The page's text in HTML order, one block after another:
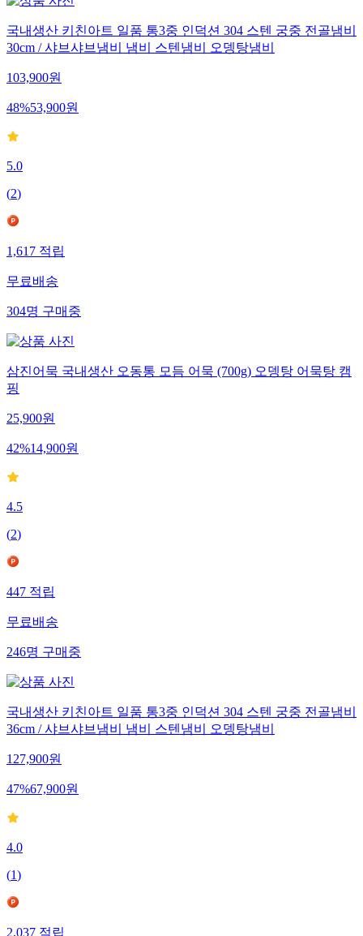
국내생산 키친아트 일품 통3중 인덕션 304 스텐 궁중 전골냄비
30cm / 샤브샤브냄비 냄비 스텐냄비 오뎅탕냄비
103,900원
48%53,900원
5.0
(2)
1,617적립
무료배송
304명구매중
삼진어묵 국내생산 오동통 모듬 어묵 (700g) 오뎅탕 어묵탕 캠
핑
25,900원
42%14,900원
4.5
(2)
447적립
무료배송
246명구매중
국내생산 키친아트 일품 통3중 인덕션 304 스텐 궁중 전골냄비
36cm / 샤브샤브냄비 냄비 스텐냄비 오뎅탕냄비
127,900원
47%67,900원
4.0
(1)